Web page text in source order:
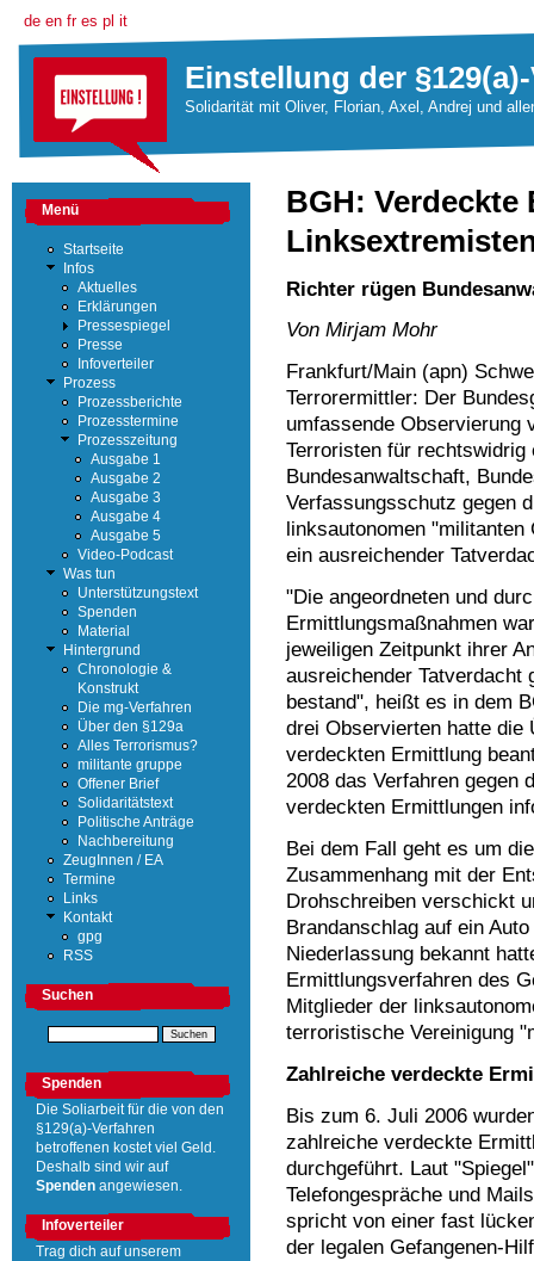
de en fr es pl it
Einstellung der
Solidarität mit Oliver, Florian, Axel, Andrej und
BGH:
Richter rügen
Von Mirjam Mohr
Frankfurt/Main (apn)
Terrorermittler: Der
umfassende
Terroristen für
Bundesanwaltschaft,
Verfassungsschutz gegen
linksautonomen
ein ausreichender
"Die angeordneten und
Ermittlungsmaßnahmen
jeweiligen Zeitpunkt ihrer
ausreichender Tatverdacht
bestand", heißt es in dem
drei Observierten hatte die
verdeckten Ermittlung
2008 das Verfahren gegen
verdeckten Ermittlungen
Bei dem Fall geht es um
Zusammenhang mit der
Drohschreiben verschickt
Brandanschlag auf ein
Niederlassung bekannt
Ermittlungsverfahren des
Mitglieder der
terroristische Vereinigung
Zahlreiche verdeckte
Bis zum 6. Juli 2006
zahlreiche verdeckte
durchgeführt. Laut
Telefongespräche und
spricht von einer fast
der legalen Gefangenen-
Menü
Startseite
Infos
Aktuelles
Erklärungen
Pressespiegel
Presse
Infoverteiler
Prozess
Prozessberichte
Prozesstermine
Prozesszeitung
Ausgabe 1
Ausgabe 2
Ausgabe 3
Ausgabe 4
Ausgabe 5
Video-Podcast
Was tun
Unterstützungstext
Spenden
Material
Hintergrund
Chronologie &
Konstrukt
Die mg-Verfahren
Über den §129a
Alles Terrorismus?
militante gruppe
Offener Brief
Solidaritätstext
Politische Anträge
Nachbereitung
ZeugInnen / EA
Termine
Links
Kontakt
gpg
RSS
Suchen
Spenden
Die Soliarbeit für die von den
§129(a)-Verfahren
betroffenen kostet viel Geld.
Deshalb sind wir auf
Spenden angewiesen.
Infoverteiler
Trag dich auf unserem